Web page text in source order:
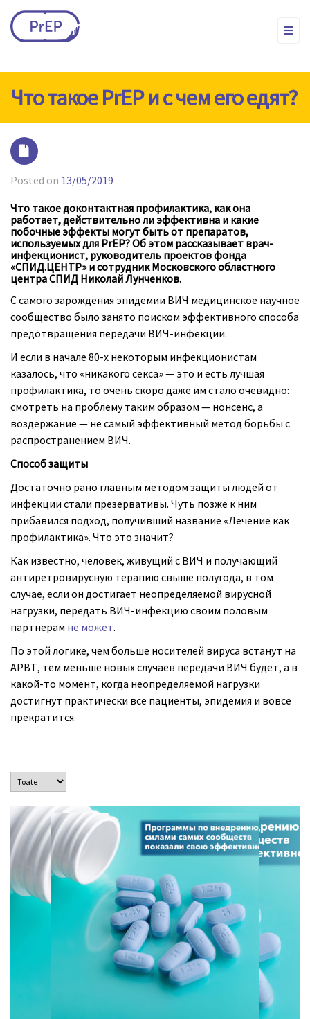
Что такое PrEP и с чем его едят?
Posted on 13/05/2019
Что такое доконтактная профилактика, как она
работает, действительно ли эффективна и какие
побочные эффекты могут быть от препаратов,
используемых для PrEP? Об этом рассказывает врач-
инфекционист, руководитель проектов фонда
«СПИД.ЦЕНТР» и сотрудник Московского областного
центра СПИД Николай Лунченков.
С самого зарождения эпидемии ВИЧ медицинское научное
сообщество было занято поиском эффективного способа
предотвращения передачи ВИЧ-инфекции.
И если в начале 80-х некоторым инфекционистам
казалось, что «никакого секса» — это и есть лучшая
профилактика, то очень скоро даже им стало очевидно:
смотреть на проблему таким образом — нонсенс, а
воздержание — не самый эффективный метод борьбы с
распространением ВИЧ.
Способ защиты
Достаточно рано главным методом защиты людей от
инфекции стали презервативы. Чуть позже к ним
прибавился подход, получивший название «Лечение как
профилактика». Что это значит?
Как известно, человек, живущий с ВИЧ и получающий
антиретровирусную терапию свыше полугода, в том
случае, если он достигает неопределяемой вирусной
нагрузки, передать ВИЧ-инфекцию своим половым
партнерам не может.
По этой логике, чем больше носителей вируса встанут на
АРВТ, тем меньше новых случаев передачи ВИЧ будет, а в
какой-то момент, когда неопределяемой нагрузки
достигнут практически все пациенты, эпидемия и вовсе
прекратится.
Программы, осуществляемые под руководством
ключевых групп населения, заполняют пробелы в
традиционных программах государства